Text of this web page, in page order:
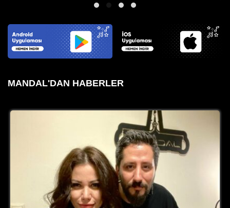
MANDAL'DAN HABERLER